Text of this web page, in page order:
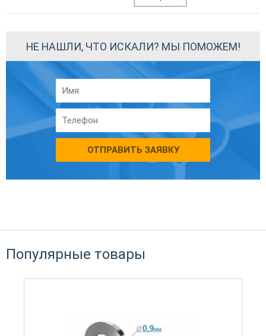
НЕ НАШЛИ, ЧТО ИСКАЛИ? МЫ ПОМОЖЕМ!
ОТПРАВИТЬ ЗАЯВКУ
Популярные товары